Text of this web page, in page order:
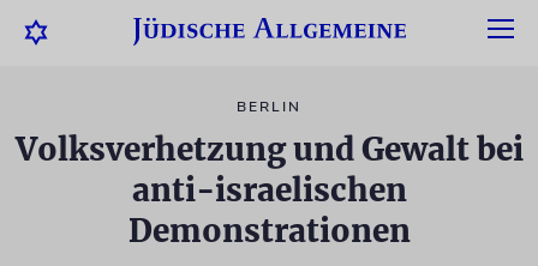
BERLIN
Volksverhetzung und Gewalt bei
anti-israelischen
Demonstrationen